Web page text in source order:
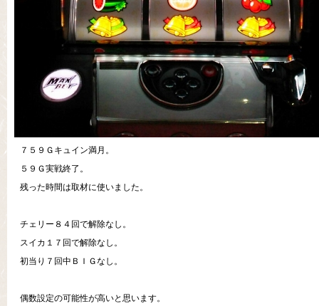
７５９Ｇキュイン満月。
５９Ｇ実戦終了。
残った時間は取材に使いました。
チェリー８４回で解除なし。
スイカ１７回で解除なし。
初当り７回中ＢＩＧなし。
偶数設定の可能性が高いと思います。